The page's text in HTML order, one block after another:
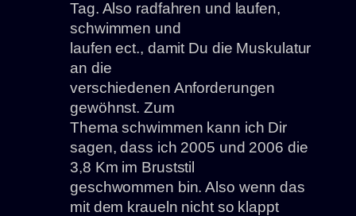
Tag. Also radfahren und laufen,
schwimmen und
laufen ect., damit Du die Muskulatur
an die
verschiedenen Anforderungen
gewöhnst. Zum
Thema schwimmen kann ich Dir
sagen, dass ich 2005 und 2006 die
3,8 Km im Bruststil
geschwommen bin. Also wenn das
mit dem kraueln nicht so klappt